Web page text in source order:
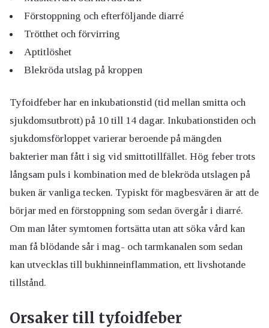
Förstoppning och efterföljande diarré
Trötthet och förvirring
Aptitlöshet
Blekröda utslag på kroppen
Tyfoidfeber har en inkubationstid (tid mellan smitta och
sjukdomsutbrott) på 10 till 14 dagar. Inkubationstiden och
sjukdomsförloppet varierar beroende på mängden
bakterier man fått i sig vid smittotillfället. Hög feber trots
långsam puls i kombination med de blekröda utslagen på
buken är vanliga tecken. Typiskt för magbesvären är att de
börjar med en förstoppning som sedan övergår i diarré.
Om man låter symtomen fortsätta utan att söka vård kan
man få blödande sår i mag- och tarmkanalen som sedan
kan utvecklas till bukhinneinflammation, ett livshotande
tillstånd.
Orsaker till tyfoidfeber